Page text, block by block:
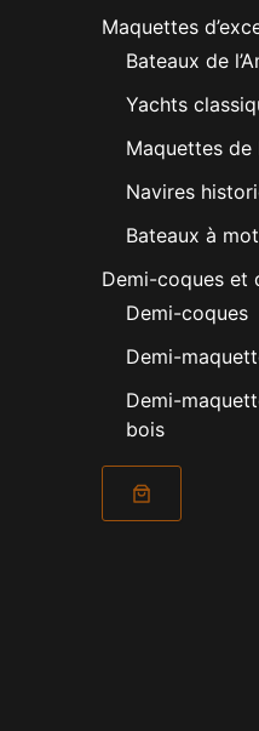
Maquettes
Bateaux de
Yachts
Maquettes de
Navires
Bateaux à
Demi-coques et
Demi-coques
Demi-
Demi-
bois